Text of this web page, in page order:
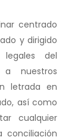
centrado
y dirigido
del
a nuestros
letrada en
así como
cualquier
conciliación